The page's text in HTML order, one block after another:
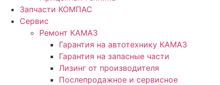
Запчасти КОМПАС
Сервис
Ремонт КАМАЗ
Гарантия на автотехнику КАМАЗ
Гарантия на запасные части
Лизинг от производителя
Послепродажное и сервисное